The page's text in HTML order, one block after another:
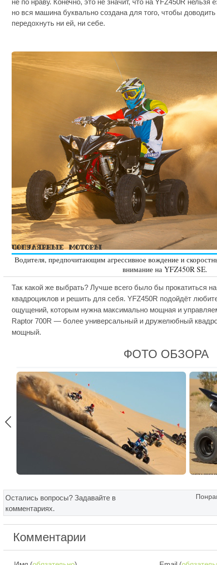
но вся машина буквально создана для того, чтобы
передохнуть ни ей, ни себе.
Водителя, предпочитающим агрессивное вождение и
внимание на YFZ450R SE.
Так какой же выбрать? Лучше всего было бы прокатиться
квадроциклов и решить для себя. YFZ450R подойдёт
ощущений, которым нужна максимально мощная и
Raptor 700R — более универсальный и дружелюбный
мощный.
ФОТО ОБЗОРА

Остались вопросы? Задавайте в
комментариях.
Комментарии